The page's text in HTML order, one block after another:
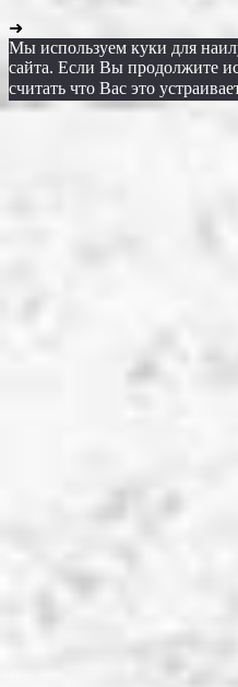
➜
Мы используем куки для
сайта. Если Вы продолжите
считать что Вас это